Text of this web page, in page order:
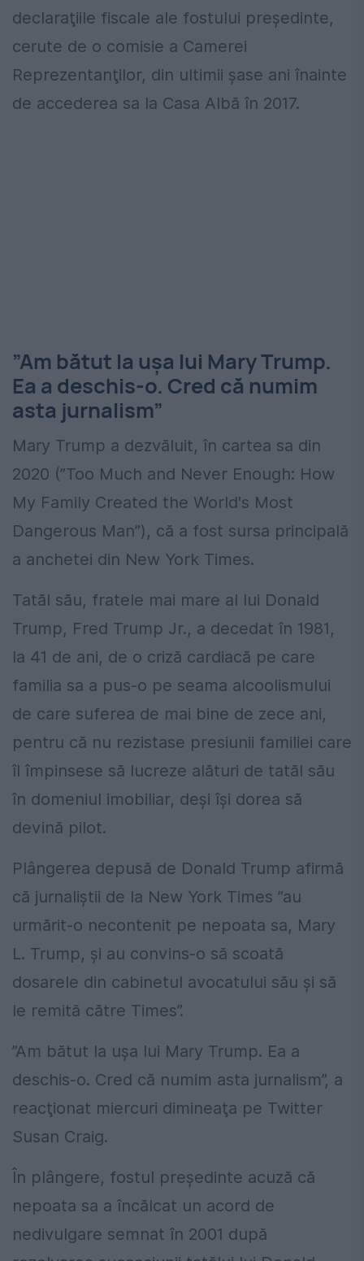
declaraţiile fiscale ale fostului preşedinte,
cerute de o comisie a Camerei
Reprezentanţilor, din ultimii şase ani înainte
de accederea sa la Casa Albă în 2017.
”Am bătut la uşa lui Mary Trump.
Ea a deschis-o. Cred că numim
asta jurnalism”
Mary Trump a dezvăluit, în cartea sa din
2020 (”Too Much and Never Enough: How
My Family Created the World's Most
Dangerous Man”), că a fost sursa principală
a anchetei din New York Times.
Tatăl său, fratele mai mare al lui Donald
Trump, Fred Trump Jr., a decedat în 1981,
la 41 de ani, de o criză cardiacă pe care
familia sa a pus-o pe seama alcoolismului
de care suferea de mai bine de zece ani,
pentru că nu rezistase presiunii familiei care
îl împinsese să lucreze alături de tatăl său
în domeniul imobiliar, deşi îşi dorea să
devină pilot.
Plângerea depusă de Donald Trump afirmă
că jurnaliştii de la New York Times ”au
urmărit-o necontenit pe nepoata sa, Mary
L. Trump, şi au convins-o să scoată
dosarele din cabinetul avocatului său şi să
le remită către Times”.
”Am bătut la uşa lui Mary Trump. Ea a
deschis-o. Cred că numim asta jurnalism”, a
reacţionat miercuri dimineaţa pe Twitter
Susan Craig.
În plângere, fostul preşedinte acuză că
nepoata sa a încălcat un acord de
nedivulgare semnat în 2001 după